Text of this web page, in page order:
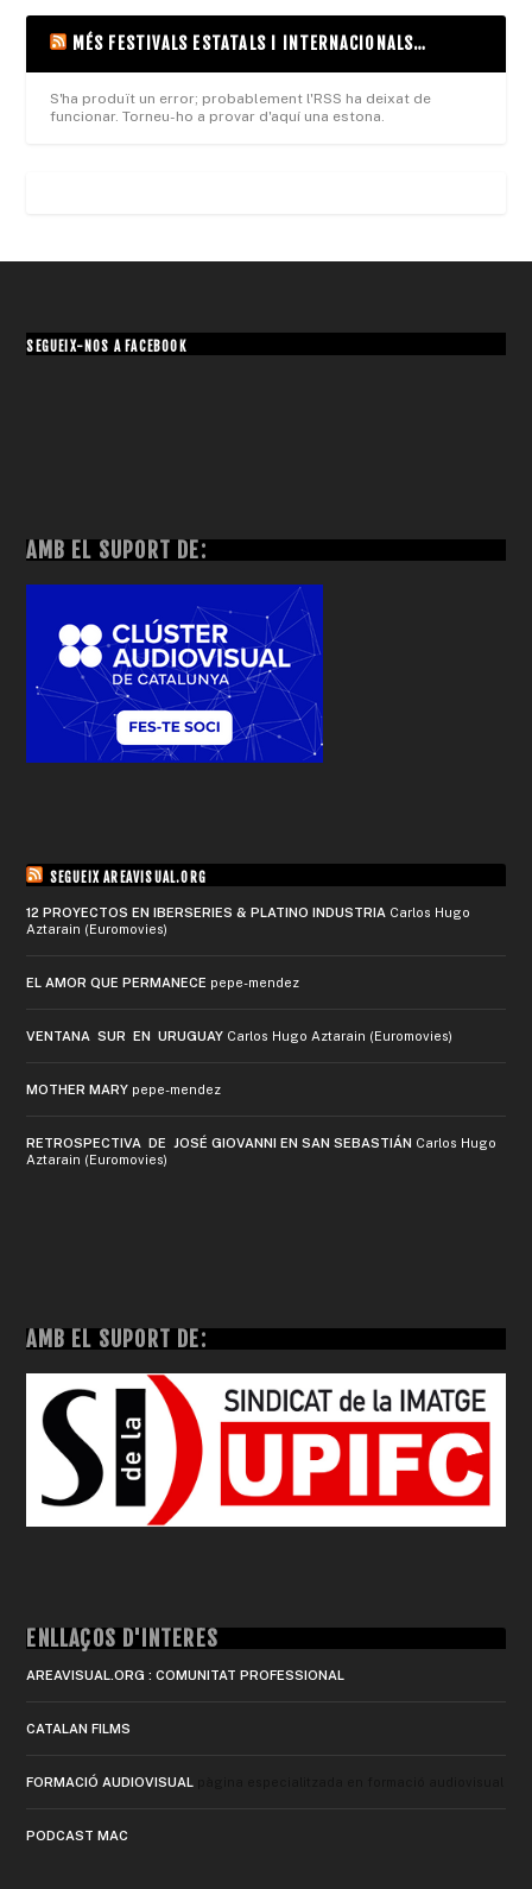
MÉS FESTIVALS ESTATALS I INTERNACIONALS…
S'ha produït un error; probablement l'RSS ha deixat de
funcionar. Torneu-ho a provar d'aquí una estona.
SEGUEIX-NOS A FACEBOOK
AMB EL SUPORT DE:
SEGUEIX AREAVISUAL.ORG
12 PROYECTOS EN IBERSERIES & PLATINO INDUSTRIA Carlos Hugo
Aztarain (Euromovies)
EL AMOR QUE PERMANECE pepe-mendez
VENTANA SUR EN URUGUAY Carlos Hugo Aztarain (Euromovies)
MOTHER MARY pepe-mendez
RETROSPECTIVA DE JOSÉ GIOVANNI EN SAN SEBASTIÁN Carlos Hugo
Aztarain (Euromovies)
AMB EL SUPORT DE:
ENLLAÇOS D'INTERÈS
AREAVISUAL.ORG : COMUNITAT PROFESSIONAL
CATALAN FILMS
FORMACIÓ AUDIOVISUAL
PODCAST MAC